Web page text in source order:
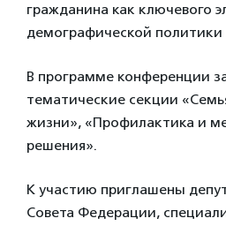
гражданина как ключевого
демографической политики
В программе конференции
тематические секции
жизни», «Профилактика и
решения».
К участию приглашены
Совета Федерации,